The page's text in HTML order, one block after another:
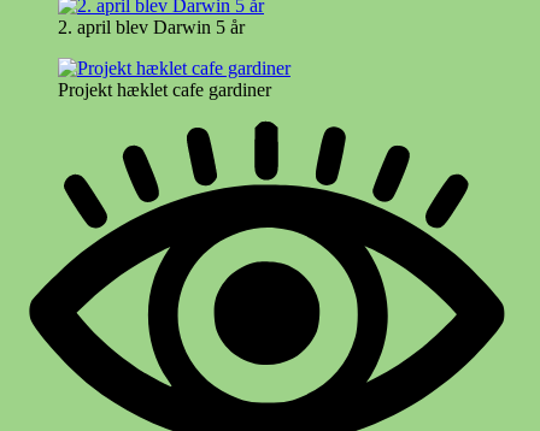
2. april blev Darwin 5 år
Projekt hæklet cafe gardiner